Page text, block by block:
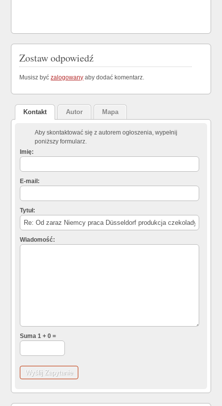
Zostaw odpowiedź
Musisz byćzalogowany aby dodać komentarz.
Kontakt Autor Mapa
Aby skontaktować się z autorem ogłoszenia, wypełnij
poniższy formularz.
Imię:
E-mail:
Tytuł:
Wiadomość:
Suma 1 + 0 =